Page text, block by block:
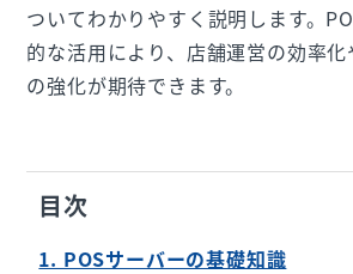
ついてわかりやすく説明します。
的な活用により、店舗運営の効率
の強化が期待できます。
目次
1. POSサーバーの基礎知識